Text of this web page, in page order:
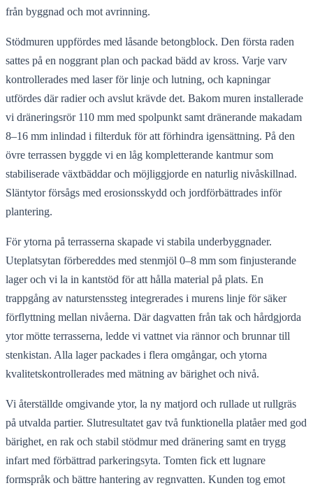
från byggnad och mot avrinning.
Stödmuren uppfördes med låsande betongblock. Den första raden
sattes på en noggrant plan och packad bädd av kross. Varje varv
kontrollerades med laser för linje och lutning, och kapningar
utfördes där radier och avslut krävde det. Bakom muren installerade
vi dräneringsrör 110 mm med spolpunkt samt dränerande makadam
8–16 mm inlindad i filterduk för att förhindra igensättning. På den
övre terrassen byggde vi en låg kompletterande kantmur som
stabiliserade växtbäddar och möjliggjorde en naturlig nivåskillnad.
Släntytor försågs med erosionsskydd och jordförbättrades inför
plantering.
För ytorna på terrasserna skapade vi stabila underbyggnader.
Uteplatsytan förbereddes med stenmjöl 0–8 mm som finjusterande
lager och vi la in kantstöd för att hålla material på plats. En
trappgång av naturstenssteg integrerades i murens linje för säker
förflyttning mellan nivåerna. Där dagvatten från tak och hårdgjorda
ytor mötte terrasserna, ledde vi vattnet via rännor och brunnar till
stenkistan. Alla lager packades i flera omgångar, och ytorna
kvalitetskontrollerades med mätning av bärighet och nivå.
Vi återställde omgivande ytor, la ny matjord och rullade ut rullgräs
på utvalda partier. Slutresultatet gav två funktionella platåer med god
bärighet, en rak och stabil stödmur med dränering samt en trygg
infart med förbättrad parkeringsyta. Tomten fick ett lugnare
formspråk och bättre hantering av regnvatten. Kunden tog emot